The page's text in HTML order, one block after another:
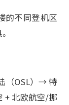
的不同登机区
（OSL）→ 特
+ 北欧航空/挪